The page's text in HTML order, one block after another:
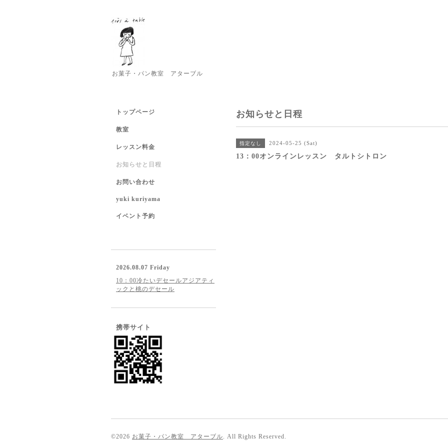
お菓子・パン教室 アターブル
お知らせと日程
指定なし 2024-05-25 (Sat)
13：00オンラインレッスン タルトシトロン
トップページ
教室
レッスン料金
お知らせと日程
お問い合わせ
yuki kuriyama
イベント予約
2026.08.07 Friday
10：00冷たいデセールアジアティ
ックと桃のデセール
携帯サイト
©2026 お菓子・パン教室 アターブル. All Rights Reserved.